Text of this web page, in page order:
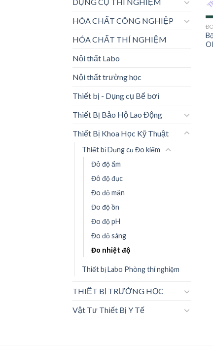
DỤNG CỤ THÍ NGHIỆM
HÓA CHẤT CÔNG NGHIỆP
HÓA CHẤT THÍ NGHIỆM
Nội thất Labo
Nội thất trường học
Thiết bị - Dụng cụ Bể bơi
Thiết Bị Bảo Hộ Lao Động
Thiết Bị Khoa Học Kỹ Thuật
Thiết bị Dụng cụ Đo kiểm
Đô độ ẩm
Đô độ đục
Đo độ mặn
Đo độ ồn
Đo độ pH
Đo độ sáng
Đo nhiệt độ
Thiết bị Labo Phòng thí nghiệm
THIẾT BỊ TRƯỜNG HỌC
Vật Tư Thiết Bị Y Tế